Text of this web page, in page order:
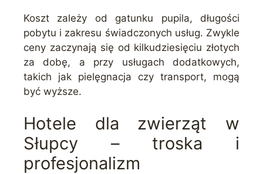
Koszt zależy od gatunku pupila, długości
pobytu i zakresu świadczonych usług. Zwykle
ceny zaczynają się od kilkudziesięciu złotych
za dobę, a przy usługach dodatkowych,
takich jak pielęgnacja czy transport, mogą
być wyższe.
Hotele dla zwierząt w
Słupcy – troska i
profesjonalizm